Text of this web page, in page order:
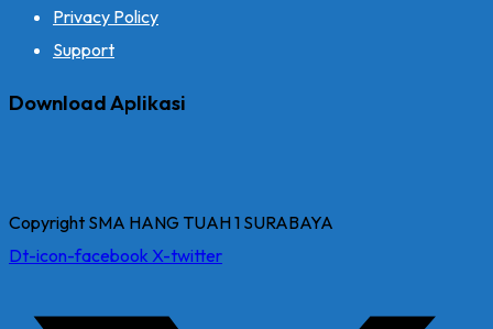
Privacy Policy
Support
Download Aplikasi
Copyright SMA HANG TUAH 1 SURABAYA
Dt-icon-facebook X-twitter